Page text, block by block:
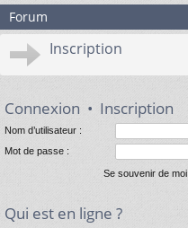
ur
ci s
Forum
Inscription
Connexion • Inscription
Nom d’utilisateur :
Mot de passe :
Se souvenir de moi
Qui est en ligne ?